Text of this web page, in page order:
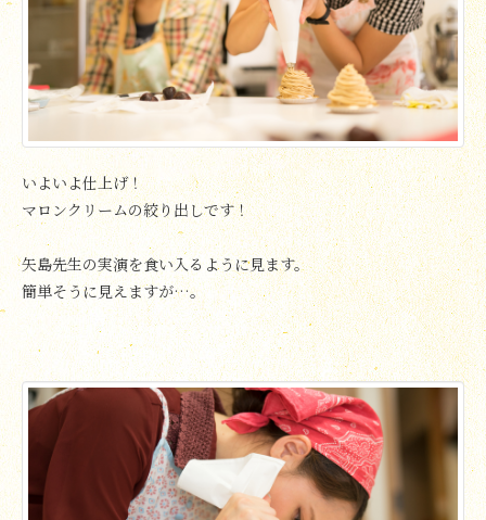
いよいよ仕上げ！
マロンクリームの絞り出しです！
矢島先生の実演を食い入るように見ます。
簡単そうに見えますが…。